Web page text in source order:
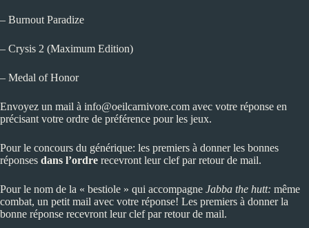
– Burnout Paradize
– Crysis 2 (Maximum Edition)
– Medal of Honor
Envoyez un mail à info@oeilcarnivore.com avec votre réponse en
précisant votre ordre de préférence pour les jeux.
Pour le concours du générique: les premiers à donner les bonnes
réponses dans l’ordre recevront leur clef par retour de mail.
Pour le nom de la « bestiole » qui accompagne Jabba the hutt: même
combat, un petit mail avec votre réponse! Les premiers à donner la
bonne réponse recevront leur clef par retour de mail.